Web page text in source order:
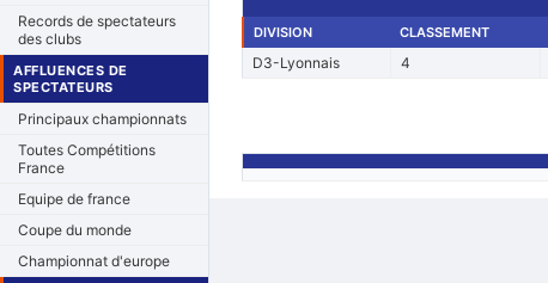
Records de spectateurs
des clubs
AFFLUENCES DE
SPECTATEURS
Principaux championnats
Toutes Compétitions
France
Equipe de france
Coupe du monde
Championnat d'europe
DIVISION
CLASSEMENT
D3-Lyonnais 4